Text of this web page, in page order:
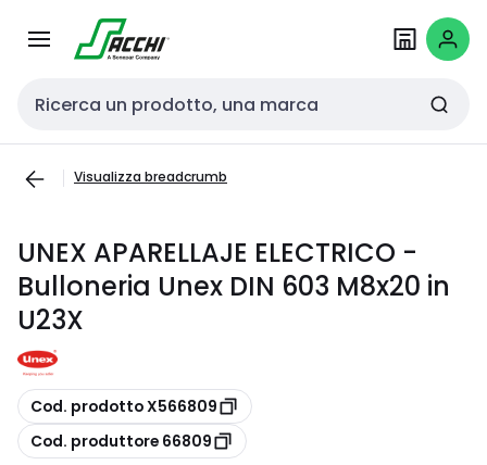
navigazionecontenuto
Cerca input
Visualizza breadcrumb
UNEX APARELLAJE ELECTRICO -
Bulloneria Unex DIN 603 M8x20 in
U23X
copia
Cod. prodotto X566809
copia
Cod. produttore 66809